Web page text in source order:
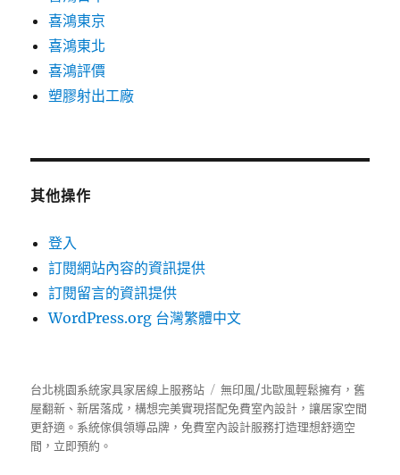
喜鴻東京
喜鴻東北
喜鴻評價
塑膠射出工廠
其他操作
登入
訂閱網站內容的資訊提供
訂閱留言的資訊提供
WordPress.org 台灣繁體中文
台北桃園系統家具家居線上服務站
無印風/北歐風輕鬆擁有，舊
屋翻新、新居落成，構想完美實現搭配免費室內設計，讓居家空間
更舒適。 系統傢俱領導品牌，免費室內設計服務打造理想舒適空
間，立即預約。